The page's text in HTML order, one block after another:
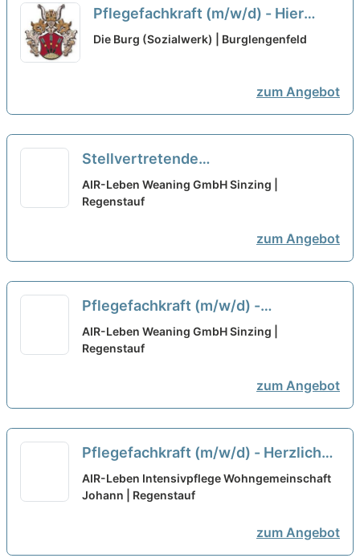
Pflegefachkraft (m/w/d) - Hier
startet Deine Zukunft! neu
Die Burg (Sozialwerk) | Burglengenfeld
zum Angebot
Stellvertretende
Pflegedienstleitung (m/w/d) in
Sinzig – Gestalte mit uns gemeinsam
AIR-Leben Weaning GmbH Sinzing |
Regenstauf
zum Angebot
Pflegefachkraft (m/w/d) -
Zusammen einfach gut pflegen!
AIR-Leben Weaning GmbH Sinzing |
Regenstauf
zum Angebot
Pflegefachkraft (m/w/d) - Herzlich
willkommen! neu
AIR-Leben Intensivpflege Wohngemeinschaft
Johann | Regenstauf
zum Angebot